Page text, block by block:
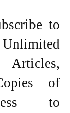
to
of
to